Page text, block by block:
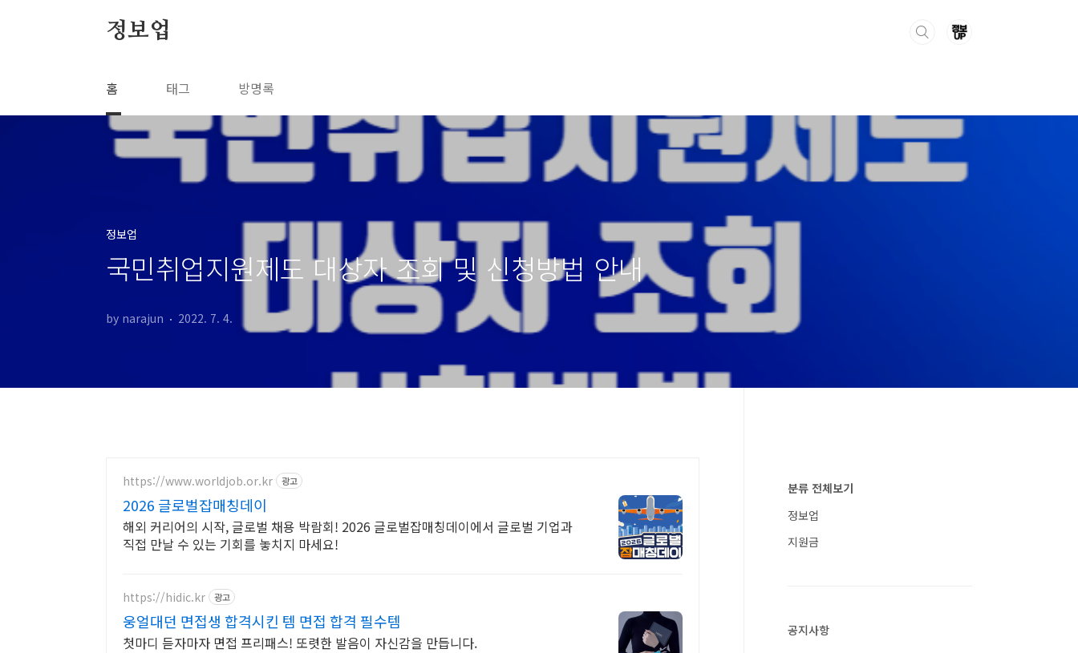
정보업
홈 태그 방명록
정보업
국민취업지원제도 대상자 조회 및 신청방법 안내
by narajun 2022. 7. 4.
https://www.worldjob.or.kr 광고
2026 글로벌잡매칭데이
해외 커리어의 시작, 글로벌 채용 박람회! 2026 글로벌잡매칭데이에서 글로벌 기업과
직접 만날 수 있는 기회를 놓치지 마세요!
https://hidic.kr 광고
웅얼대던 면접생 합격시킨 템 면접 합격 필수템
첫마디 듣자마자 면접 프리패스! 또렷한 발음이 자신감을 만듭니다.
분류 전체보기
정보업
지원금
공지사항